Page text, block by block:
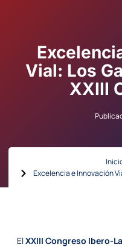
Vial: Los
XXIII
Excelencia e Innovación
ElXXIII Congreso Ibero-